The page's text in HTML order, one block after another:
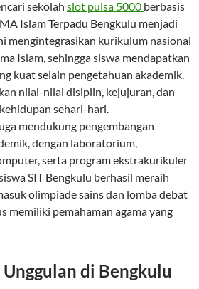
sekolah slot pulsa 5000 berbasis
Islam Terpadu Bengkulu menjadi
mengintegrasikan kurikulum nasional
Islam, sehingga siswa mendapatkan
kuat selain pengetahuan akademik.
nilai-nilai disiplin, kejujuran, dan
sehari-hari.
mendukung pengembangan
dengan laboratorium,
serta program ekstrakurikuler
SIT Bengkulu berhasil meraih
olimpiade sains dan lomba debat
memiliki pemahaman agama yang
Unggulan di Bengkulu